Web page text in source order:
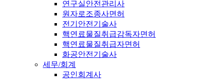
연구실안전관리사
원자로조종사면허
전기안전기술사
핵연료물질취급감독자면허
핵연료물질취급자면허
화공안전기술사
세무/회계
공인회계사